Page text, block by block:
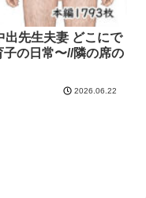
妻 どこにで
2026.06.22